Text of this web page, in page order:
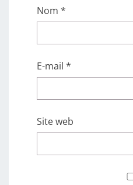
Nom *
E-mail *
Site web